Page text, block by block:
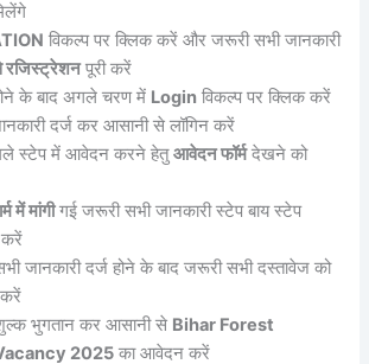
विकल्प पर क्लिक करें और जरूरी सभी जानकारी
रजिस्ट्रेशनपूरी करें
के बाद अगले चरण में Login विकल्प पर क्लिक करें
दर्ज कर आसानी से लॉगिन करें
स्टेप में आवेदन करने हेतुआवेदन फॉर्मदेखने को
में मांगीगई जरूरी सभी जानकारी स्टेप बाय स्टेप
करें
जानकारी दर्ज होने के बाद जरूरी सभी दस्तावेज को
भुगतान कर आसानी से Bihar Forest
2025 का आवेदन करें